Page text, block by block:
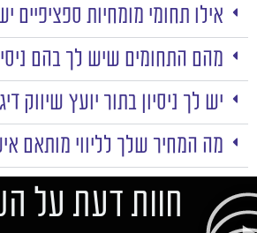
אילו תחומי מומחיות
מהם התחומים שיש לך בהם
יש לך ניסיון בתור יועץ שיווק
מה המחיר שלך לליווי מותאם
חוות דעת על